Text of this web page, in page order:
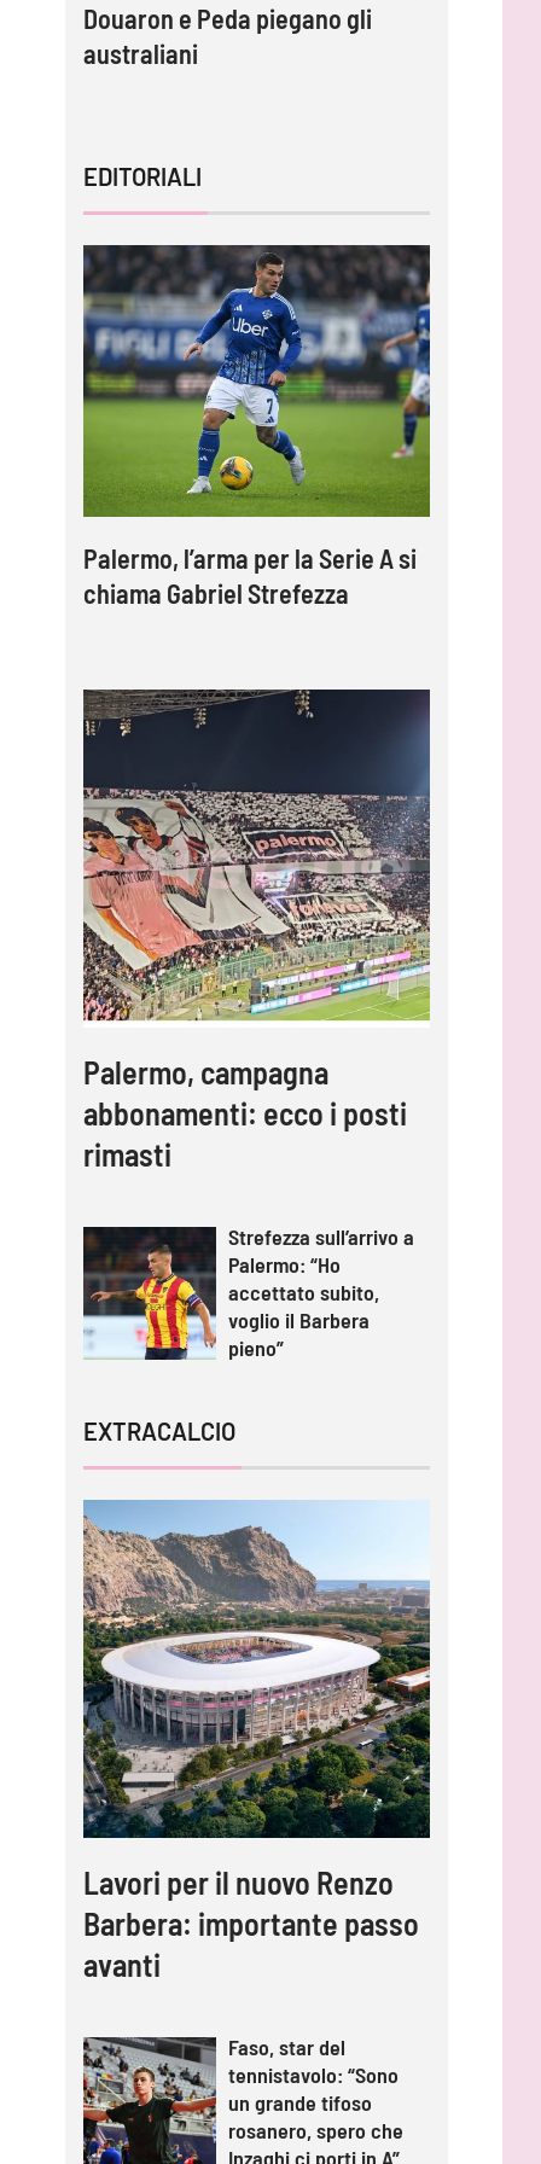
Douaron e Peda piegano gli
australiani
EDITORIALI
Palermo, l’arma per la Serie A si
chiama Gabriel Strefezza
Palermo, campagna
abbonamenti: ecco i posti
rimasti
Strefezza sull’arrivo a
Palermo: “Ho
accettato subito,
voglio il Barbera
pieno”
EXTRACALCIO
Lavori per il nuovo Renzo
Barbera: importante passo
avanti
Faso, star del
tennistavolo: “Sono
un grande tifoso
rosanero, spero che
Inzaghi ci porti in A”